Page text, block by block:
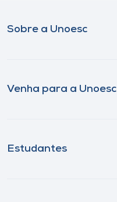
Sobre a Unoesc
Venha para a Unoesc
Estudantes